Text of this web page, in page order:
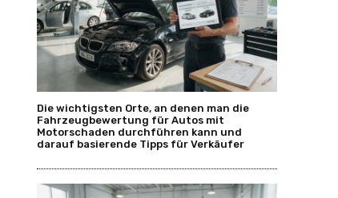
Die wichtigsten Orte, an denen man die
Fahrzeugbewertung für Autos mit
Motorschaden durchführen kann und
darauf basierende Tipps für Verkäufer